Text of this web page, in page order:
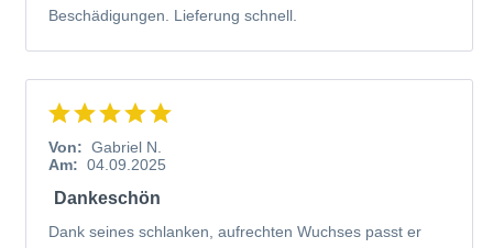
Beschädigungen. Lieferung schnell.
Von: Gabriel N.
Am: 04.09.2025
Dankeschön
Dank seines schlanken, aufrechten Wuchses passt er